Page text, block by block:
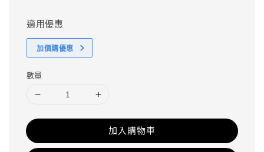
適用優惠
加價購優惠
數量
加入購物車